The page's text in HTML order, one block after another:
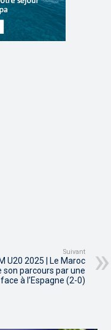
Suivant
U20 2025 | Le Maroc
son parcours par une
à l’Espagne (2-0)